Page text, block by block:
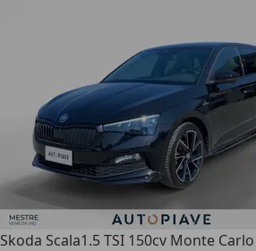
Skoda Scala1.5 TSI 150cv Monte Carlo